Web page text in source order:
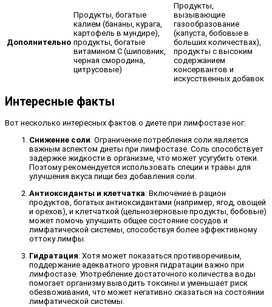
Дополнительно
Продукты, богатые
калием (бананы, курага,
картофель в мундире),
продукты, богатые
витамином С (шиповник,
черная смородина,
цитрусовые)
Продукты,
вызывающие
газообразование
(капуста, бобовые в
больших количествах),
продукты с высоким
содержанием
консервантов и
искусственных добавок
Интересные факты
Вот несколько интересных фактов о диете при лимфостазе ног:
Снижение соли: Ограничение потребления соли является
важным аспектом диеты при лимфостазе. Соль способствует
задержке жидкости в организме, что может усугубить отеки.
Поэтому рекомендуется использовать специи и травы для
улучшения вкуса пищи без добавления соли.
Антиоксиданты и клетчатка: Включение в рацион
продуктов, богатых антиоксидантами (например, ягод, овощей
и орехов), и клетчаткой (цельнозерновые продукты, бобовые)
может помочь улучшить общее состояние сосудов и
лимфатической системы, способствуя более эффективному
оттоку лимфы.
Гидратация: Хотя может показаться противоречивым,
поддержание адекватного уровня гидратации важно при
лимфостазе. Употребление достаточного количества воды
помогает организму выводить токсины и уменьшает риск
обезвоживания, что может негативно сказаться на состоянии
лимфатической системы.